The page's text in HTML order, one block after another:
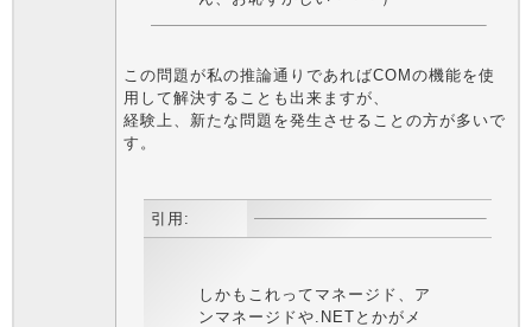
この問題が私の推論通りであればCOMの機能を使
用して解決することも出来ますが、
経験上、新たな問題を発生させることの方が多いで
す。
引用:
しかもこれってマネージド、ア
ンマネージドや.NETとかがメ